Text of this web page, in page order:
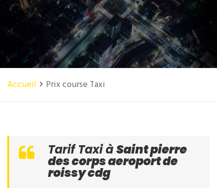
Accueil Prix course Taxi
Tarif Taxi àSaint pierre
des corps aeroport de
roissy cdg